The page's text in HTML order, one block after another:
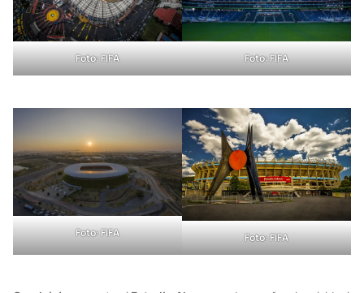
Foto: FIFA Foto: FIFA
Foto: FIFA Foto: FIFA